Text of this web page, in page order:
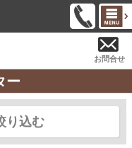
お問合せ
ー
り込む